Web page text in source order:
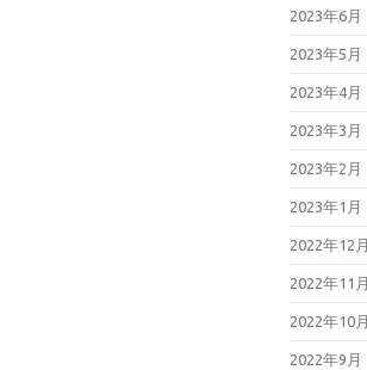
2023年6月
2023年5月
2023年4月
2023年3月
2023年2月
2023年1月
2022年12月
2022年11月
2022年10月
2022年9月